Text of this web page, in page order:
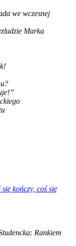
we wczesnej
Marka
kończy, coś się
Rankiem